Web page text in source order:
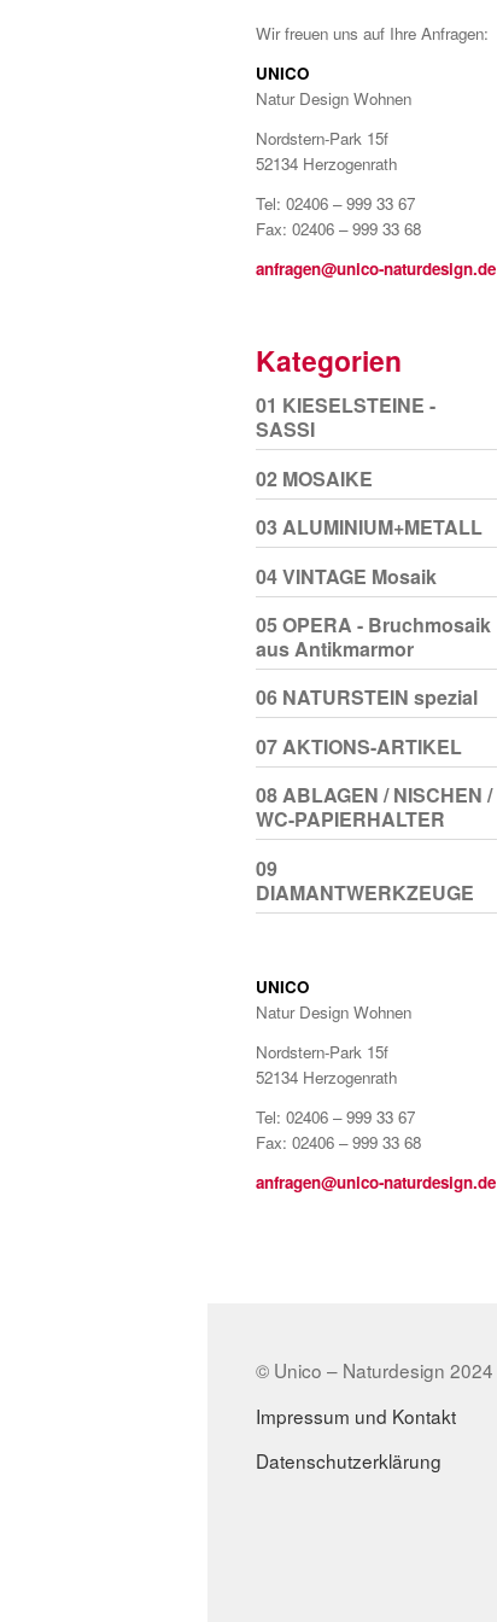
Wir freuen uns auf Ihre Anfragen:
UNICO
Natur Design Wohnen
Nordstern-Park 15f
52134 Herzogenrath
Tel: 02406 – 999 33 67
Fax: 02406 – 999 33 68
anfragen@unico-naturdesign.de
Kategorien
01 KIESELSTEINE -
SASSI
02 MOSAIKE
03 ALUMINIUM+METALL
04 VINTAGE Mosaik
05 OPERA - Bruchmosaik
aus Antikmarmor
06 NATURSTEIN spezial
07 AKTIONS-ARTIKEL
08 ABLAGEN / NISCHEN /
WC-PAPIERHALTER
09
DIAMANTWERKZEUGE
UNICO
Natur Design Wohnen
Nordstern-Park 15f
52134 Herzogenrath
Tel: 02406 – 999 33 67
Fax: 02406 – 999 33 68
anfragen@unico-naturdesign.de
© Unico – Naturdesign 2024
Impressum und Kontakt
Datenschutzerklärung